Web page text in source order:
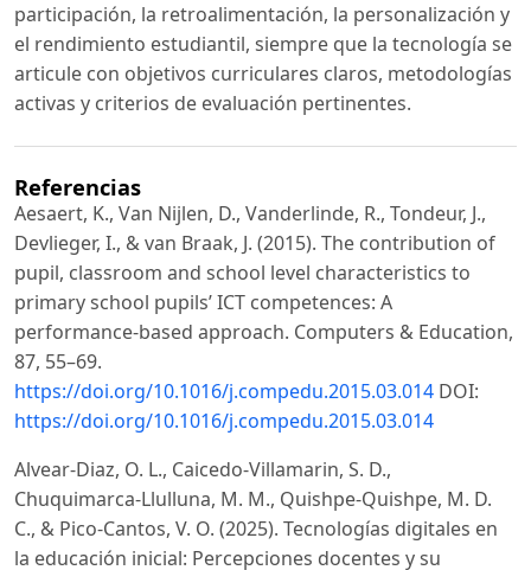
participación, la retroalimentación, la personalización y
el rendimiento estudiantil, siempre que la tecnología se
articule con objetivos curriculares claros, metodologías
activas y criterios de evaluación pertinentes.
Referencias
Aesaert, K., Van Nijlen, D., Vanderlinde, R., Tondeur, J.,
Devlieger, I., & van Braak, J. (2015). The contribution of
pupil, classroom and school level characteristics to
primary school pupils’ ICT competences: A
performance-based approach. Computers & Education,
87, 55–69.
https://doi.org/10.1016/j.compedu.2015.03.014 DOI:
https://doi.org/10.1016/j.compedu.2015.03.014
Alvear-Diaz, O. L., Caicedo-Villamarin, S. D.,
Chuquimarca-Llulluna, M. M., Quishpe-Quishpe, M. D.
C., & Pico-Cantos, V. O. (2025). Tecnologías digitales en
la educación inicial: Percepciones docentes y su